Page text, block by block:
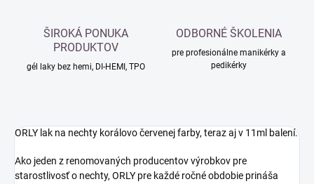
ŠIROKÁ PONUKA
PRODUKTOV
gél laky bez hemi, DI-HEMI, TPO
ODBORNÉ ŠKOLENIA
pre profesionálne manikérky a
pedikérky
ORLY lak na nechty korálovo červenej farby, teraz aj v 11ml balení.
Ako jeden z renomovaných producentov výrobkov pre
starostlivosť o nechty, ORLY pre každé ročné obdobie prináša